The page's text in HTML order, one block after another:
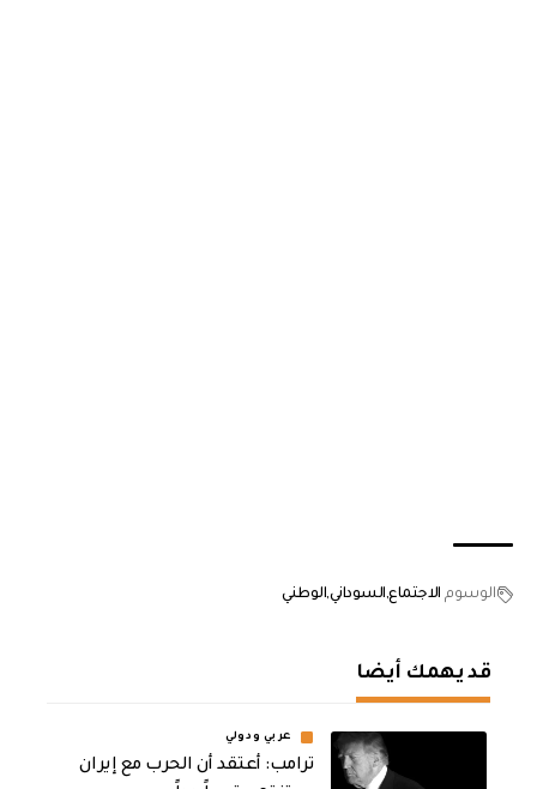
الوسوم الاجتماع السودانيالوطني
قد يهمك أيضا
عربي ودولي
‏ترامب: أعتقد أن الحرب مع إيران